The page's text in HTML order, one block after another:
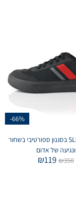
-66%
סניקרס SLIM בסגנון ספורטיבי בשחור
ונגיעה של אדום
₪350
₪119